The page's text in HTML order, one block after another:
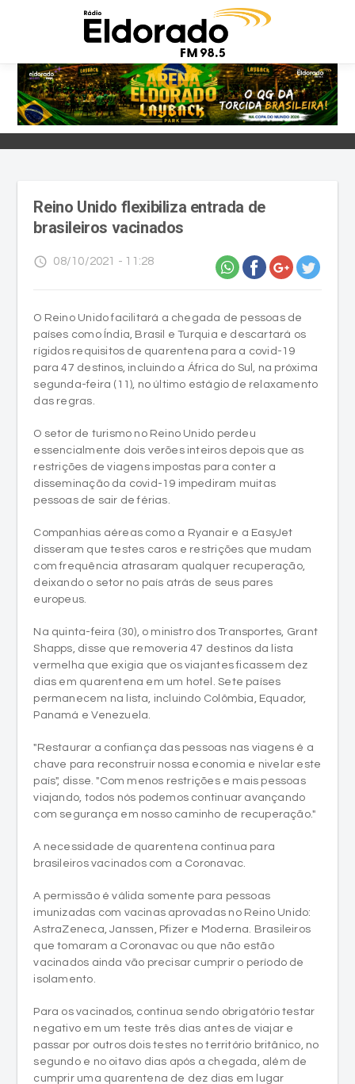
Reino Unido flexibiliza entrada de
brasileiros vacinados
access_time 08/10/2021 - 11:28
O Reino Unido facilitará a chegada de pessoas de
países como Índia, Brasil e Turquia e descartará os
rígidos requisitos de quarentena para a covid-19
para 47 destinos, incluindo a África do Sul, na próxima
segunda-feira (11), no último estágio de relaxamento
das regras.
O setor de turismo no Reino Unido perdeu
essencialmente dois verões inteiros depois que as
restrições de viagens impostas para conter a
disseminação da covid-19 impediram muitas
pessoas de sair de férias.
Companhias aéreas como a Ryanair e a EasyJet
disseram que testes caros e restrições que mudam
com frequência atrasaram qualquer recuperação,
deixando o setor no país atrás de seus pares
europeus.
Na quinta-feira (30), o ministro dos Transportes, Grant
Shapps, disse que removeria 47 destinos da lista
vermelha que exigia que os viajantes ficassem dez
dias em quarentena em um hotel. Sete países
permanecem na lista, incluindo Colômbia, Equador,
Panamá e Venezuela.
"Restaurar a confiança das pessoas nas viagens é a
chave para reconstruir nossa economia e nivelar este
país", disse. "Com menos restrições e mais pessoas
viajando, todos nós podemos continuar avançando
com segurança em nosso caminho de recuperação."
A necessidade de quarentena continua para
brasileiros vacinados com a Coronavac.
A permissão é válida somente para pessoas
imunizadas com vacinas aprovadas no Reino Unido:
AstraZeneca, Janssen, Pfizer e Moderna. Brasileiros
que tomaram a Coronavac ou que não estão
vacinados ainda vão precisar cumprir o período de
isolamento.
Para os vacinados, continua sendo obrigatório testar
negativo em um teste três dias antes de viajar e
passar por outros dois testes no território britânico, no
segundo e no oitavo dias após a chegada, além de
cumprir uma quarentena de dez dias em lugar